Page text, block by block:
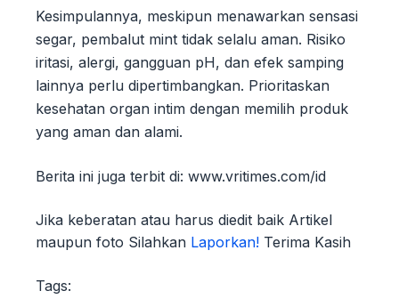
Kesimpulannya, meskipun menawarkan sensasi
segar, pembalut mint tidak selalu aman. Risiko
iritasi, alergi, gangguan pH, dan efek samping
lainnya perlu dipertimbangkan. Prioritaskan
kesehatan organ intim dengan memilih produk
yang aman dan alami.
Berita ini juga terbit di: www.vritimes.com/id
Jika keberatan atau harus diedit baik Artikel
maupun foto Silahkan Laporkan! Terima Kasih
Tags: